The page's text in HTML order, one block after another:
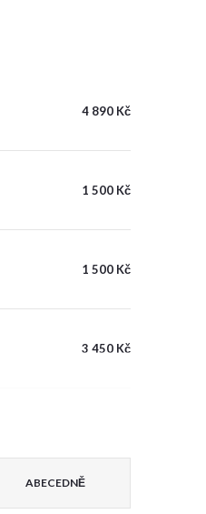
4 890 Kč
1 500 Kč
1 500 Kč
3 450 Kč
ABECEDNĚ